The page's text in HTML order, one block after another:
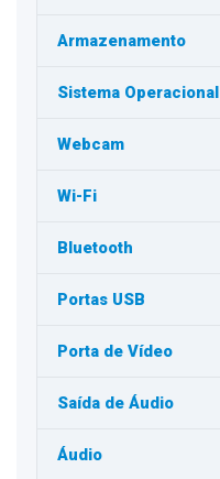
Armazenamento
Sistema Operacional
Webcam
Wi-Fi
Bluetooth
Portas USB
Porta de Vídeo
Saída de Áudio
Áudio